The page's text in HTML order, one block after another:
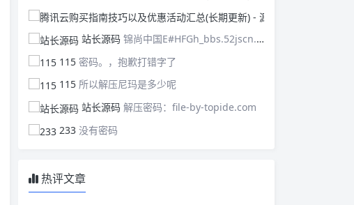
站长源码 锦尚中国E#HFGh_bbs.52jscn.comEYzhibo8
115 密码。，抱歉打错字了
115 所以解压尼玛是多少呢
站长源码 解压密码：file-by-topide.com
233 没有密码
热评文章